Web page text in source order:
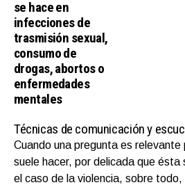
se hace en
infecciones de
trasmisión sexual,
consumo de
drogas, abortos o
enfermedades
mentales
Técnicas de comunicación y
Cuando una pregunta es
suele hacer, por delicada que
el caso de la violencia, sobre